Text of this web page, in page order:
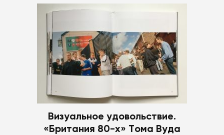
Визуальное удовольствие.
«Британия 80-х» Тома Вуда